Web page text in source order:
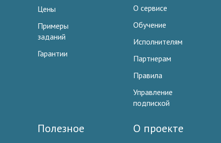
Цены
Примеры
заданий
Гарантии
О сервисе
Обучение
Исполнителям
Партнерам
Правила
Управление
подпиской
Полезное О проекте